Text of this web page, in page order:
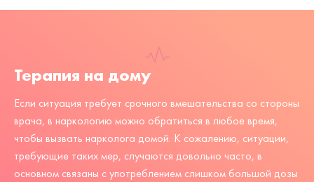
Терапия на дому
Если ситуация требует срочного вмешательства со стороны
врача, в наркологию можно обратиться в любое время,
чтобы вызвать нарколога домой. К сожалению, ситуации,
требующие таких мер, случаются довольно часто, в
основном связаны с употреблением слишком большой дозы